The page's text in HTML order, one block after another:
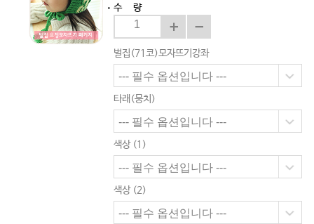
수 량
벌집(71코)모자뜨기강좌
타래(뭉치)
색상 (1)
색상 (2)